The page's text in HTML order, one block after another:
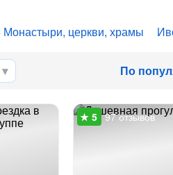
Монастыри, церкви, храмы
По
97 отзывов